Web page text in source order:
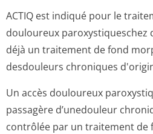
ACTIQ est indiqué pour le
douloureux paroxystiqueschez
déjà un traitement de fond
desdouleurs chroniques
Un accès douloureux
passagère d’unedouleur
contrôlée par un traitement de